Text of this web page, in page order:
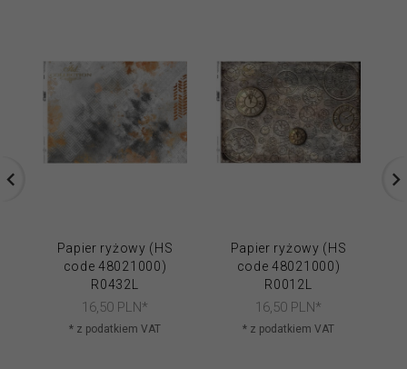
Papier ryżowy (HS
code 48021000)
R0432L
16,50 PLN*
* z podatkiem VAT
Papier ryżowy (HS
code 48021000)
R0012L
16,50 PLN*
* z podatkiem VAT